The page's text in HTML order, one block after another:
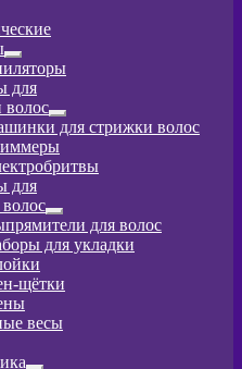
Развернутое
вложенное
меню
для
волос
Развернутое
вложенное
меню
для стрижки волос
для
Развернутое
вложенное
меню
для волос
для укладки
щётки
весы